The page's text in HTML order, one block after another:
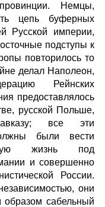
Немцы,
цепь буферных
Русской империи,
подступы к
повторилось то
делал Наполеон,
Рейнских
предоставлялось
русской Польше,
все эти
были вести
жизнь под
и совершенно
России.
они
сабельный